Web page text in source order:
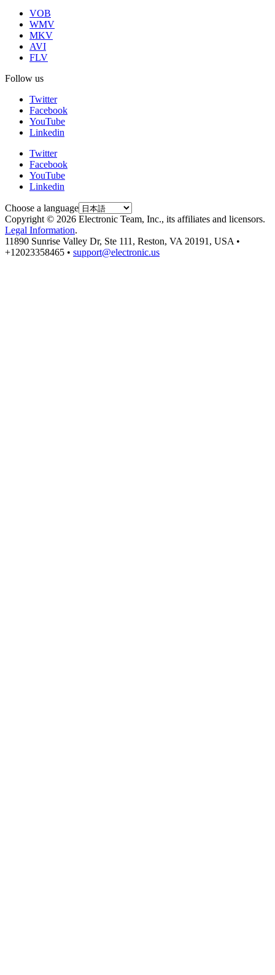
VOB
WMV
MKV
AVI
FLV
Follow us
Twitter
Facebook
YouTube
Linkedin
Twitter
Facebook
YouTube
Linkedin
Choose a language
Copyright © 2026 Electronic Team, Inc., its affiliates and licensors.
Legal Information.
11890 Sunrise Valley Dr, Ste 111, Reston, VA 20191, USA •
+12023358465 • support@electronic.us